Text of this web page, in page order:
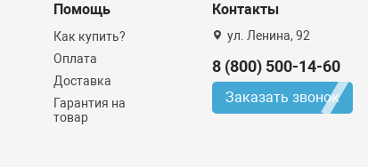
Помощь
Как купить?
Оплата
Доставка
Гарантия на
товар
Контакты
ул. Ленина, 92
8 (800) 500-14-60
Заказать звонок